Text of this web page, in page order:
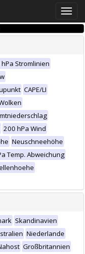
Toggle
Stromlinien
CAPE/LI
200 hPa Wind
Neuschneehöhe
Temp. Abweichung
Skandinavien
Niederlande
Großbritannien